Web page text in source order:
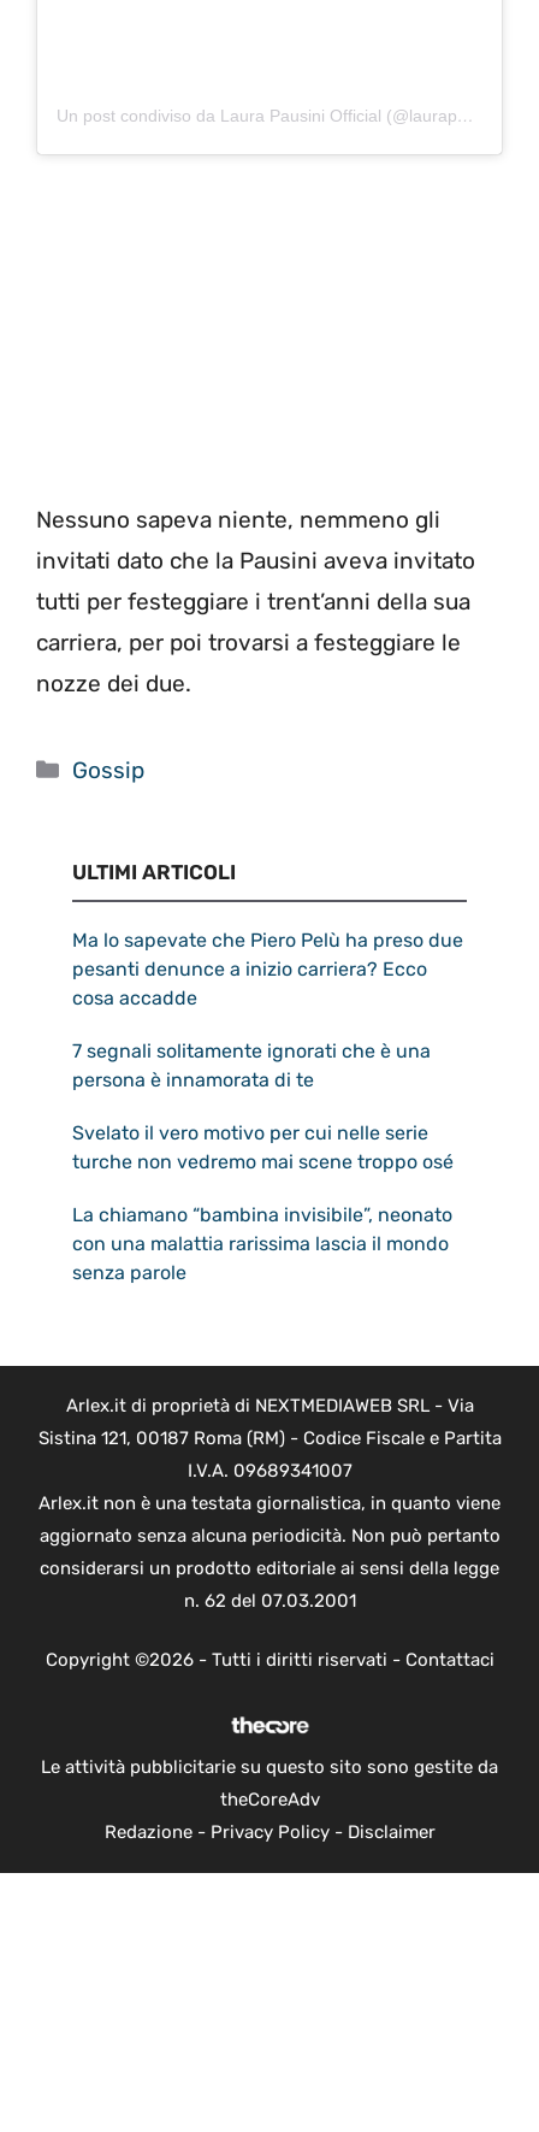
Un post condiviso da Laura Pausini Official (@laurapausini)
Nessuno sapeva niente, nemmeno gli
invitati dato che la Pausini aveva invitato
tutti per festeggiare i trent’anni della sua
carriera, per poi trovarsi a festeggiare le
nozze dei due.
Categorie
Gossip
ULTIMI ARTICOLI
Ma lo sapevate che Piero Pelù ha preso due
pesanti denunce a inizio carriera? Ecco
cosa accadde
7 segnali solitamente ignorati che è una
persona è innamorata di te
Svelato il vero motivo per cui nelle serie
turche non vedremo mai scene troppo osé
La chiamano “bambina invisibile”, neonato
con una malattia rarissima lascia il mondo
senza parole
Arlex.it di proprietà di NEXTMEDIAWEB SRL - Via
Sistina 121, 00187 Roma (RM) - Codice Fiscale e Partita
I.V.A. 09689341007
Arlex.it non è una testata giornalistica, in quanto viene
aggiornato senza alcuna periodicità. Non può pertanto
considerarsi un prodotto editoriale ai sensi della legge
n. 62 del 07.03.2001
Copyright ©2026 - Tutti i diritti riservati - Contattaci
Le attività pubblicitarie su questo sito sono gestite da
theCoreAdv
Redazione- Privacy Policy- Disclaimer